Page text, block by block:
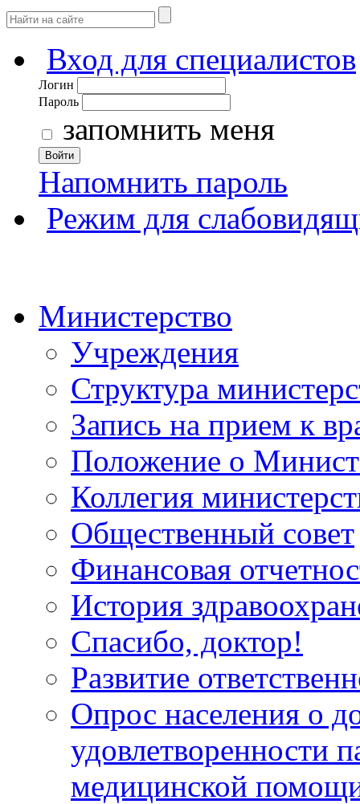
Вход для специалистов
Логин
Пароль
запомнить меня
Войти
Напомнить пароль
Режим для
Министерство
Учреждения
Структура
Запись на прием к
Положение о
Коллегия
Общественный совет
Финансовая
История
Спасибо, доктор!
Развитие
Опрос населения о
удовлетворенности
медицинской